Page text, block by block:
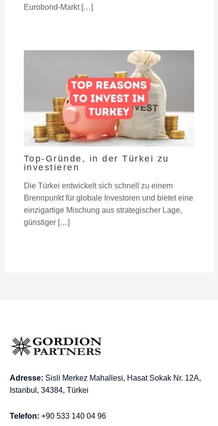
Eurobond-Markt […]
Top-Gründe, in der Türkei zu
investieren
Die Türkei entwickelt sich schnell zu einem
Brennpunkt für globale Investoren und bietet eine
einzigartige Mischung aus strategischer Lage,
günstiger […]
Adresse: Sisli Merkez Mahallesi, Hasat Sokak Nr. 12A,
Istanbul, 34384, Türkei
Telefon: +90 533 140 04 96